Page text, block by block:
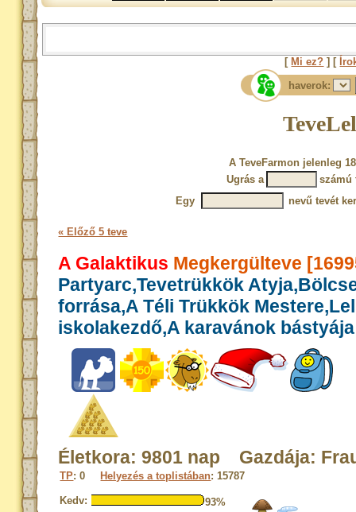
[ Mi ez? ] [
haverok:
A TeveFarmon jelenleg
Ugrás a
számú
Egy
nevű tevét
« Előző 5 teve
A Galaktikus Megkergülteve
Partyarc,Tevetrükkök
forrása,A Téli Trükkök
iskolakezdő,A karavánok bástyája
Életkora: 9801 nap Gazdája:
TP: 0 Helyezés a toplistában: 15787
Kedv:
93%